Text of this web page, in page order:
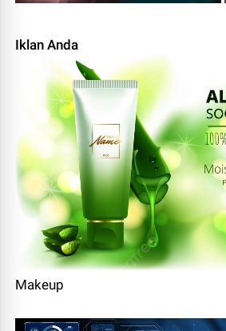
Iklan Anda
Makeup